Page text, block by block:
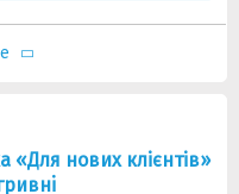
«Для нових клієнтів»